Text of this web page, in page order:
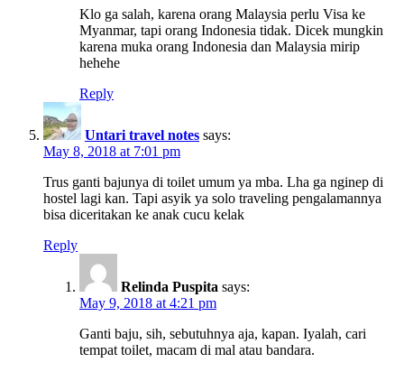
Klo ga salah, karena orang Malaysia perlu Visa ke
Myanmar, tapi orang Indonesia tidak. Dicek mungkin
karena muka orang Indonesia dan Malaysia mirip
hehehe
Reply
Untari travel notes says:
May 8, 2018 at 7:01 pm
Trus ganti bajunya di toilet umum ya mba. Lha ga nginep di
hostel lagi kan. Tapi asyik ya solo traveling pengalamannya
bisa diceritakan ke anak cucu kelak
Reply
Relinda Puspita says:
May 9, 2018 at 4:21 pm
Ganti baju, sih, sebutuhnya aja, kapan. Iyalah, cari
tempat toilet, macam di mal atau bandara.